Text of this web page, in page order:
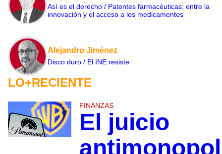
Así es el derecho / Patentes farmacéuticas: entre la
innovación y el acceso a los medicamentos
Alejandro Jiménez
Disco duro / El INE resiste
LO+RECIENTE
FINANZAS
El juicio